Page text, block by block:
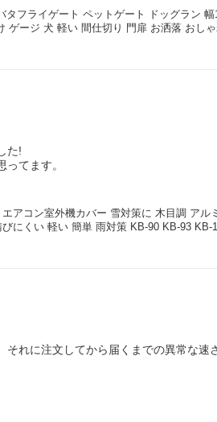
フライゲート ペットゲート ドッグラン
ゲージ 犬 軽い 間仕切り 門扉 お洒落 おし
た!
アコン室外機カバー 雪対策に 木目調 ア
にくい 軽い 簡単 雨対策 KB-90 KB-93 KB-
それに注文してから届くまでの異常な